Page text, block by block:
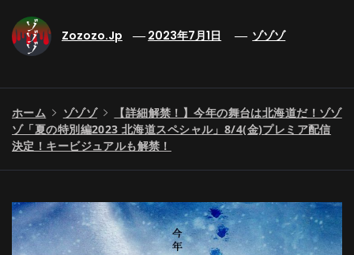
Zozozo.jp 2023年7月1日 ゾゾゾ
ホーム ゾゾゾ
【詳細解禁！】今年の舞台は北海道だ！ゾゾ
ゾ「夏の特別編2023 北海道スペシャル」8/4(金)プレミア配信
決定！キービジュアルも解禁！